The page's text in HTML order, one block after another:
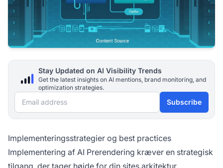
Stay Updated on AI Visibility Trends
Get the latest insights on AI mentions, brand monitoring, and
optimization strategies.
Email address Subscribe
Implementeringsstrategier og best practices
Implementering af AI Prerendering kræver en strategisk
tilgang, der tager højde for din sites arkitektur,